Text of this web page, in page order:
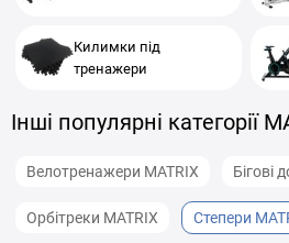
Килимки під
тренажери
Інші популярні категорії
Велотренажери MATRIX Бігові
Орбітреки MATRIX Степери